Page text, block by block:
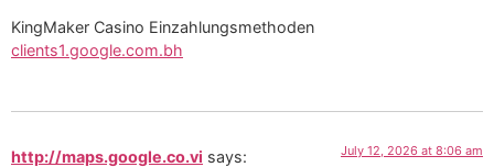
KingMaker Casino Einzahlungsmethoden
clients1.google.com.bh
http://maps.google.co.vi says: July 12, 2026 at 8:06 am